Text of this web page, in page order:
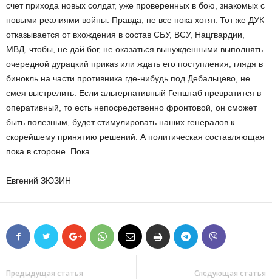
счет прихода новых солдат, уже проверенных в бою, знакомых с
новыми реалиями войны. Правда, не все пока хотят. Тот же ДУК
отказывается от вхождения в состав СБУ, ВСУ, Нацгвардии,
МВД, чтобы, не дай бог, не оказаться вынужденными выполнять
очередной дурацкий приказ или ждать его поступления, глядя в
бинокль на части противника где-нибудь под Дебальцево, не
смея выстрелить. Если альтернативный Генштаб превратится в
оперативный, то есть непосредственно фронтовой, он сможет
быть полезным, будет стимулировать наших генералов к
скорейшему принятию решений. А политическая составляющая
пока в стороне. Пока.
Евгений ЗЮЗИН
Предыдущая статья Следующая статья